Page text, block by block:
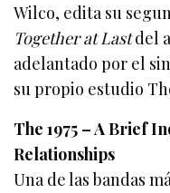
Wilco, edita su
Together at Lastdel
adelantado por el
su propio estudio
The 1975 – A Brief
Relationships
Una de las bandas